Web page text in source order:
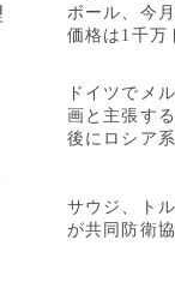
ボール、今
価格は1千万
ドイツでメ
画と主張す
後にロシア
サウジ、ト
が共同防衛